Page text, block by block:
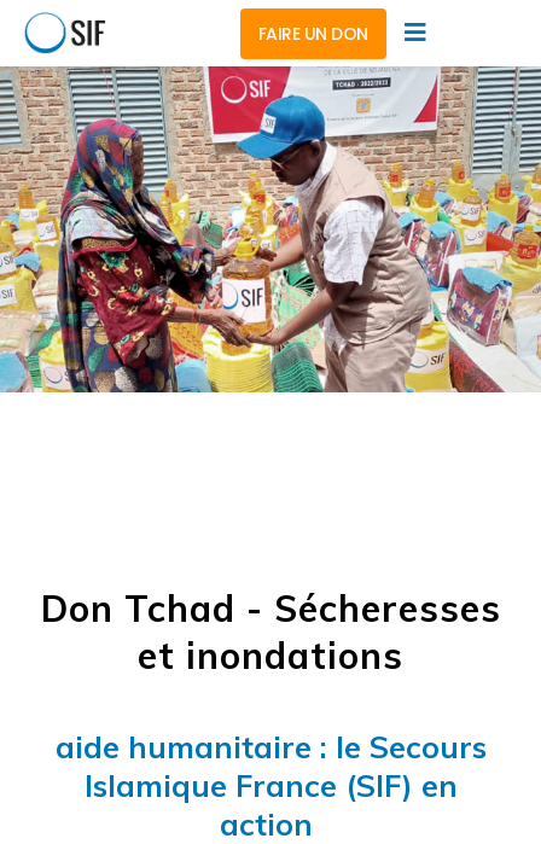
FAIRE UN DON
Don Tchad - Sécheresses
et inondations
aide humanitaire : le Secours
Islamique France (SIF) en
action